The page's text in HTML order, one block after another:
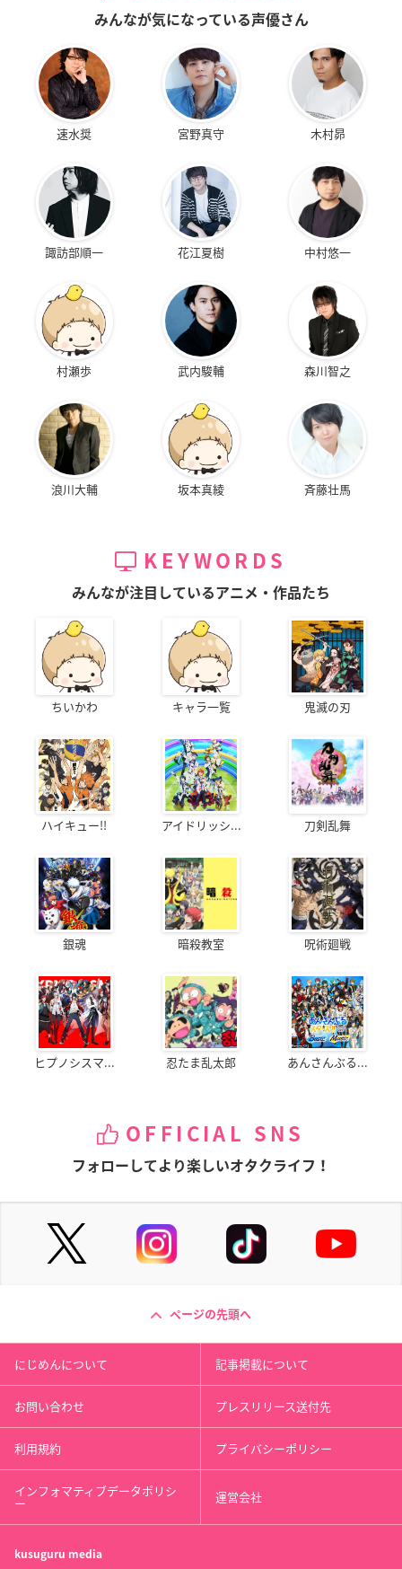
みんなが気になっている声優さん
速水奨 宮野真守 木村昴
諏訪部順一 花江夏樹 中村悠一
村瀬歩 武内駿輔 森川智之
浪川大輔 坂本真綾 斉藤壮馬
KEYWORDS
みんなが注目しているアニメ・作品たち
ちいかわ キャラ一覧 鬼滅の刃
ハイキュー!! アイドリッシ... 刀剣乱舞
銀魂 暗殺教室 呪術廻戦
ヒプノシスマ... 忍たま乱太郎 あんさんぶる...
OFFICIAL SNS
フォローしてより楽しいオタクライフ！
ページの先頭へ
にじめんについて 記事掲載について
お問い合わせ プレスリリース送付先
利用規約 プライバシーポリシー
インフォマティブデータポリシ
ー 運営会社
kusuguru media